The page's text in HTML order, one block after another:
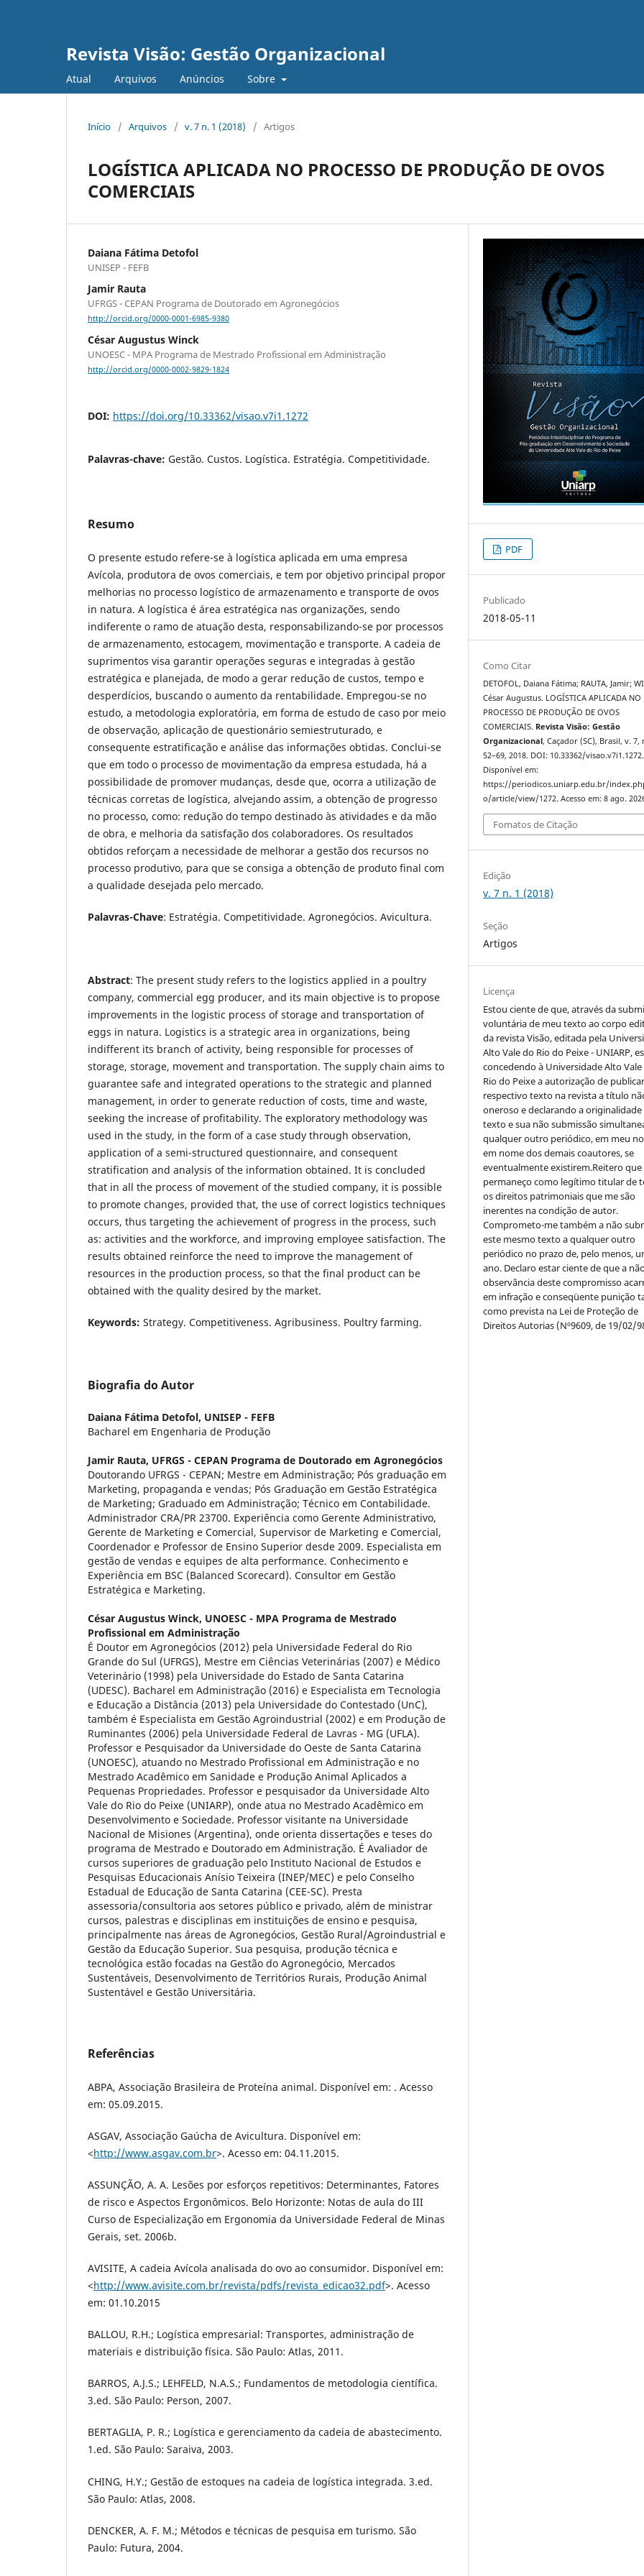
Revista Visão: Gestão Organizacional
Atual Arquivos Anúncios Sobre
Início / Arquivos / v. 7 n. 1 (2018) / Artigos
LOGÍSTICA APLICADA NO PROCESSO DE PRODUÇÃO DE OVOS
COMERCIAIS
Daiana Fátima Detofol
UNISEP - FEFB
Jamir Rauta
UFRGS - CEPAN Programa de Doutorado em Agronegócios
http://orcid.org/0000-0001-6985-9380
César Augustus Winck
UNOESC - MPA Programa de Mestrado Profissional em Administração
http://orcid.org/0000-0002-9829-1824
DOI: https://doi.org/10.33362/visao.v7i1.1272
Palavras-chave: Gestão. Custos. Logística. Estratégia. Competitividade.
Resumo
O presente estudo refere-se à logística aplicada em uma empresa
Avícola, produtora de ovos comerciais, e tem por objetivo principal propor
melhorias no processo logístico de armazenamento e transporte de ovos
in natura. A logística é área estratégica nas organizações, sendo
indiferente o ramo de atuação desta, responsabilizando-se por processos
de armazenamento, estocagem, movimentação e transporte. A cadeia de
suprimentos visa garantir operações seguras e integradas à gestão
estratégica e planejada, de modo a gerar redução de custos, tempo e
desperdícios, buscando o aumento da rentabilidade. Empregou-se no
estudo, a metodologia exploratória, em forma de estudo de caso por meio
de observação, aplicação de questionário semiestruturado, e
consequente estratificação e análise das informações obtidas. Conclui-se
que em todo o processo de movimentação da empresa estudada, há a
possibilidade de promover mudanças, desde que, ocorra a utilização de
técnicas corretas de logística, alvejando assim, a obtenção de progresso
no processo, como: redução do tempo destinado às atividades e da mão
de obra, e melhoria da satisfação dos colaboradores. Os resultados
obtidos reforçam a necessidade de melhorar a gestão dos recursos no
processo produtivo, para que se consiga a obtenção de produto final com
a qualidade desejada pelo mercado.
Palavras-Chave: Estratégia. Competitividade. Agronegócios. Avicultura.
Abstract: The present study refers to the logistics applied in a poultry
company, commercial egg producer, and its main objective is to propose
improvements in the logistic process of storage and transportation of
eggs in natura. Logistics is a strategic area in organizations, being
indifferent its branch of activity, being responsible for processes of
storage, storage, movement and transportation. The supply chain aims to
guarantee safe and integrated operations to the strategic and planned
management, in order to generate reduction of costs, time and waste,
seeking the increase of profitability. The exploratory methodology was
used in the study, in the form of a case study through observation,
application of a semi-structured questionnaire, and consequent
stratification and analysis of the information obtained. It is concluded
that in all the process of movement of the studied company, it is possible
to promote changes, provided that, the use of correct logistics techniques
occurs, thus targeting the achievement of progress in the process, such
as: activities and the workforce, and improving employee satisfaction. The
results obtained reinforce the need to improve the management of
resources in the production process, so that the final product can be
obtained with the quality desired by the market.
Keywords: Strategy. Competitiveness. Agribusiness. Poultry farming.
Biografia do Autor
Daiana Fátima Detofol, UNISEP - FEFB
Bacharel em Engenharia de Produção
Jamir Rauta, UFRGS - CEPAN Programa de Doutorado em Agronegócios
Doutorando UFRGS - CEPAN; Mestre em Administração; Pós graduação em
Marketing, propaganda e vendas; Pós Graduação em Gestão Estratégica
de Marketing; Graduado em Administração; Técnico em Contabilidade.
Administrador CRA/PR 23700. Experiência como Gerente Administrativo,
Gerente de Marketing e Comercial, Supervisor de Marketing e Comercial,
Coordenador e Professor de Ensino Superior desde 2009. Especialista em
gestão de vendas e equipes de alta performance. Conhecimento e
Experiência em BSC (Balanced Scorecard). Consultor em Gestão
Estratégica e Marketing.
César Augustus Winck, UNOESC - MPA Programa de Mestrado
Profissional em Administração
É Doutor em Agronegócios (2012) pela Universidade Federal do Rio
Grande do Sul (UFRGS), Mestre em Ciências Veterinárias (2007) e Médico
Veterinário (1998) pela Universidade do Estado de Santa Catarina
(UDESC). Bacharel em Administração (2016) e Especialista em Tecnologia
e Educação a Distância (2013) pela Universidade do Contestado (UnC),
também é Especialista em Gestão Agroindustrial (2002) e em Produção de
Ruminantes (2006) pela Universidade Federal de Lavras - MG (UFLA).
Professor e Pesquisador da Universidade do Oeste de Santa Catarina
(UNOESC), atuando no Mestrado Profissional em Administração e no
Mestrado Acadêmico em Sanidade e Produção Animal Aplicados a
Pequenas Propriedades. Professor e pesquisador da Universidade Alto
Vale do Rio do Peixe (UNIARP), onde atua no Mestrado Acadêmico em
Desenvolvimento e Sociedade. Professor visitante na Universidade
Nacional de Misiones (Argentina), onde orienta dissertações e teses do
programa de Mestrado e Doutorado em Administração. É Avaliador de
cursos superiores de graduação pelo Instituto Nacional de Estudos e
Pesquisas Educacionais Anísio Teixeira (INEP/MEC) e pelo Conselho
Estadual de Educação de Santa Catarina (CEE-SC). Presta
assessoria/consultoria aos setores público e privado, além de ministrar
cursos, palestras e disciplinas em instituições de ensino e pesquisa,
principalmente nas áreas de Agronegócios, Gestão Rural/Agroindustrial e
Gestão da Educação Superior. Sua pesquisa, produção técnica e
tecnológica estão focadas na Gestão do Agronegócio, Mercados
Sustentáveis, Desenvolvimento de Territórios Rurais, Produção Animal
Sustentável e Gestão Universitária.
Referências
ABPA, Associação Brasileira de Proteína animal. Disponível em: . Acesso
em: 05.09.2015.
ASGAV, Associação Gaúcha de Avicultura. Disponível em:
<http://www.asgav.com.br>. Acesso em: 04.11.2015.
ASSUNÇÃO, A. A. Lesões por esforços repetitivos: Determinantes, Fatores
de risco e Aspectos Ergonômicos. Belo Horizonte: Notas de aula do III
Curso de Especialização em Ergonomia da Universidade Federal de Minas
Gerais, set. 2006b.
AVISITE, A cadeia Avícola analisada do ovo ao consumidor. Disponível em:
<http://www.avisite.com.br/revista/pdfs/revista_edicao32.pdf>. Acesso
em: 01.10.2015
BALLOU, R.H.; Logística empresarial: Transportes, administração de
materiais e distribuição física. São Paulo: Atlas, 2011.
BARROS, A.J.S.; LEHFELD, N.A.S.; Fundamentos de metodologia científica.
3.ed. São Paulo: Person, 2007.
BERTAGLIA, P. R.; Logística e gerenciamento da cadeia de abastecimento.
1.ed. São Paulo: Saraiva, 2003.
CHING, H.Y.; Gestão de estoques na cadeia de logística integrada. 3.ed.
São Paulo: Atlas, 2008.
DENCKER, A. F. M.; Métodos e técnicas de pesquisa em turismo. São
Paulo: Futura, 2004.
PDF
Publicado
2018-05-11
Como Citar
DETOFOL, Daiana Fátima; RAUTA, Jamir;
César Augustus. LOGÍSTICA APLICADA NO
PROCESSO DE PRODUÇÃO DE OVOS
COMERCIAIS. Revista Visão: Gestão
Organizacional, Caçador (SC), Brasil, v. 7,
52–69, 2018. DOI: 10.33362/visao.v7i1.1272.
Disponível em:
https://periodicos.uniarp.edu.br/
o/article/view/1272. Acesso em: 8 ago.
Fomatos de Citação
Edição
v. 7 n. 1 (2018)
Seção
Artigos
Licença
Estou ciente de que, através da
voluntária de meu texto ao corpo
da revista Visão, editada pela
Alto Vale do Rio do Peixe - UNIARP,
concedendo à Universidade Alto
Rio do Peixe a autorização de
respectivo texto na revista a título
oneroso e declarando a
texto e sua não submissão
qualquer outro periódico, em meu
em nome dos demais coautores, se
eventualmente existirem.Reitero que
permaneço como legítimo titular de
os direitos patrimoniais que me são
inerentes na condição de autor.
Comprometo-me também a não
este mesmo texto a qualquer outro
periódico no prazo de, pelo menos,
ano. Declaro estar ciente de que a
observância deste compromisso
em infração e conseqüente punição
como prevista na Lei de Proteção de
Direitos Autorias (Nº9609, de 19/02/